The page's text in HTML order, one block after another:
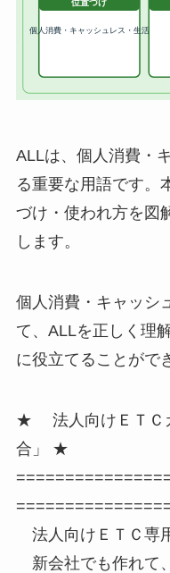
ALLは、個人消費・
る重要な用語です。
づけ・使われ方を図
します。
個人消費・キャッシ
て、ALLを正しく理
に役立てることがで
★ 法人向けＥＴＣ
合」 ★
法人向けＥＴＣ専
新会社でも作れて